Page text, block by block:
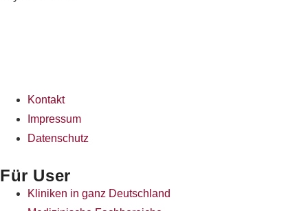
Kontakt
Impressum
Datenschutz
Für User
Kliniken in ganz Deutschland